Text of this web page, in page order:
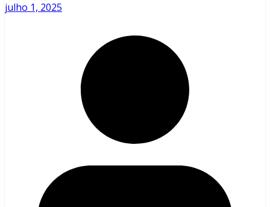
julho 1, 2025